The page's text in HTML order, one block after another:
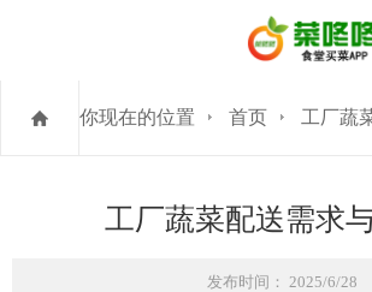
你现在的位置 首页 工厂蔬
工厂蔬菜配送需求
发布时间： 2025/6/28